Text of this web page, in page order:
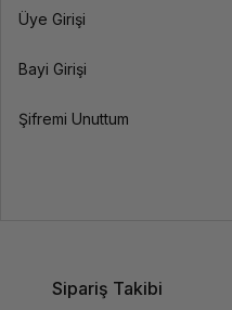
Üye Girişi
Bayi Girişi
Şifremi Unuttum
Sipariş Takibi